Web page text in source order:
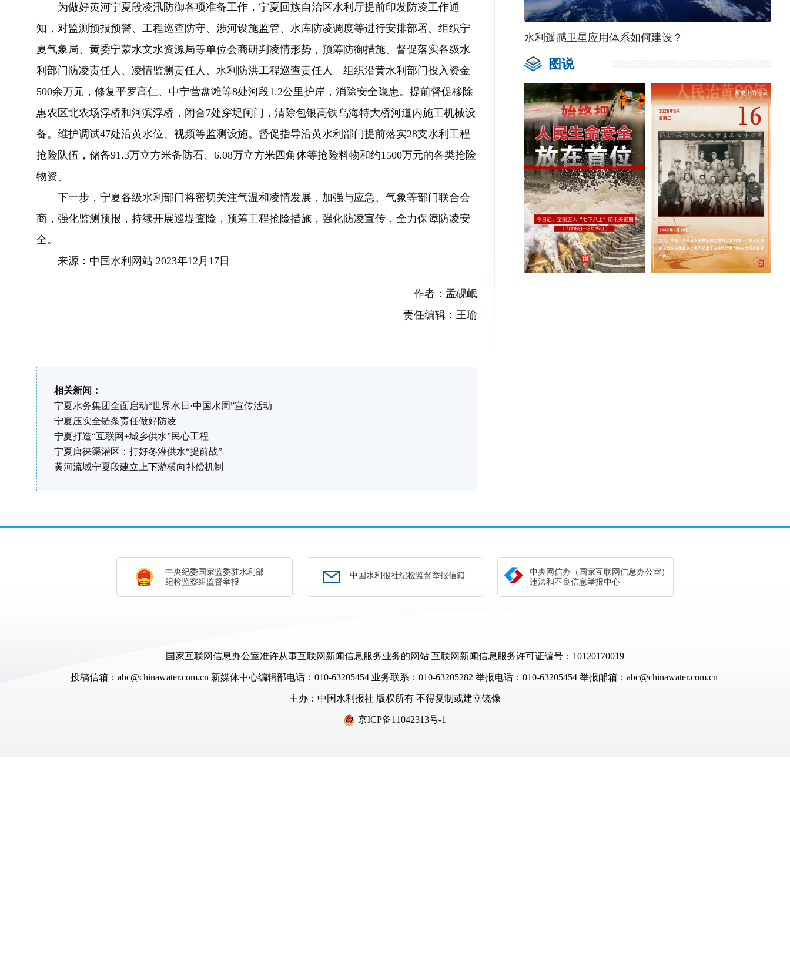
为做好黄河宁夏段凌汛防御各项准备工作 ， 宁夏 回族自治区水利厅提前印发防凌工作通
知 ，对监测预报预警、工程巡查防守、涉河设施监管、水库防凌调度等进行安排部署。组织宁
夏气象局、黄委宁蒙水文水资源局等单位会商研判凌情形势，预筹防御措施。督促落实各级水
利部门防凌责任人、凌情监测责任人、水利防洪工程巡查责任人。组织沿黄水利部门投入资金
500余万元，修复平罗高仁、中宁营盘滩等8处河段1.2公里护岸，消除安全隐患。提前督促移除
惠农区北农场浮桥和河滨浮桥，闭合7处穿堤闸门，清除包银高铁乌海特大桥河道内施工机械设
备。维护调试47处沿黄水位、视频等监测设施。督促指导沿黄水利部门提前落实28支水利工程
抢险队伍， 储备91.3万立方米备防石、 6.08万立方米四角体等抢险料物和约1500万元的各类抢险
物资。
下一步， 宁夏各级水利部门将密切关注气温和凌情发展， 加强与应急、气象等部门联合会
商，强化监测预报，持续开展巡堤查险 ，预筹工程抢险措施 ，强化防凌宣传 ，全力保障防凌安
全。
来源：中国水利网站 2023年12月17日
作者：孟砚岷
责任编辑：王瑜
相关新闻：
宁夏水务集团全面启动“世界水日·中国水周”宣传活动
宁夏压实全链条责任做好防凌
宁夏打造“互联网+城乡供水”民心工程
宁夏唐徕渠灌区：打好冬灌供水“提前战”
黄河流域宁夏段建立上下游横向补偿机制
水利遥感卫星应用体系如何建设？
图说
中央纪委国家监委驻水利部
纪检监察组监督举报
中国水利报社纪检监督举报信箱
中央网信办（国家互联网信息办公室）
违法和不良信息举报中心
国家互联网信息办公室准许从事互联网新闻信息服务业务的网站 互联网新闻信息服务许可证编号：10120170019
投稿信箱：abc@chinawater.com.cn 新媒体中心编辑部电话：010-63205454 业务联系：010-63205282 举报电话：010-63205454 举报邮箱：abc@chinawater.com.cn
主办： 中国水利报社 版权所有 不得复制或建立镜像
京ICP备11042313号-1